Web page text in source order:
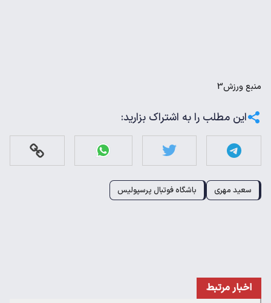
منبعورزش3
این مطلب را به اشتراک بزارید:
سعید مهری باشگاه فوتبال پرسپولیس
اخبار مرتبط